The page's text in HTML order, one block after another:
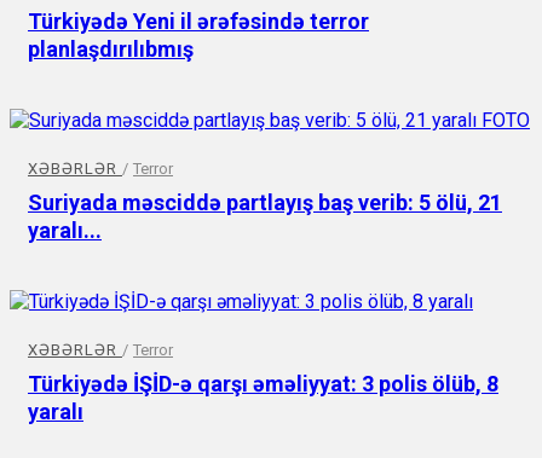
Türkiyədə Yeni il ərəfəsində terror
planlaşdırılıbmış
XƏBƏRLƏR / Terror
Suriyada məsciddə partlayış baş verib: 5 ölü, 21
yaralı...
XƏBƏRLƏR / Terror
Türkiyədə İŞİD-ə qarşı əməliyyat: 3 polis ölüb, 8
yaralı